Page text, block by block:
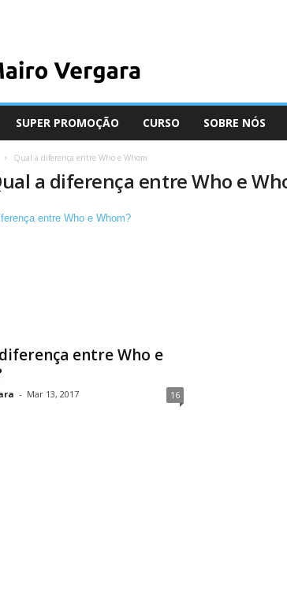
SUPER PROMOÇÃO CURSO SOBRE NÓS
Qual a diferença entre Who e Whom
a diferença entre Who e
entre Who e
- Mar 13, 2017 16